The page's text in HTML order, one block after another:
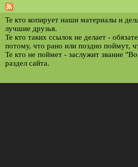
т
р
а
н
и
Те кто копирует наши материалы и
лучшие друзья.
Те кто таких ссылок не делает -
потому, что рано или поздно поймут,
Те кто не поймет - заслужит звание
раздел сайта.